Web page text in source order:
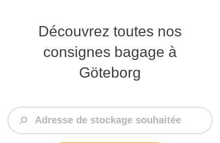
Découvrez toutes nos
consignes bagage à
Göteborg